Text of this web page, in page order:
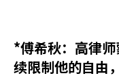
*傅希秋：高律
续限制他的自由